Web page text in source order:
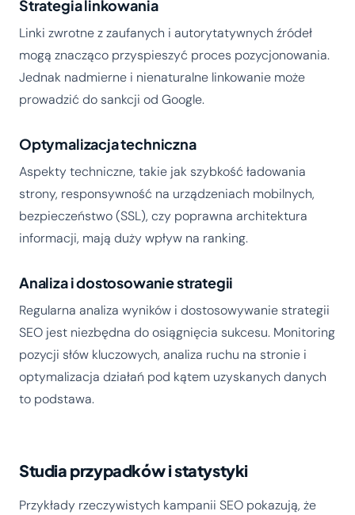
Strategia linkowania
Linki zwrotne z zaufanych i autorytatywnych źródeł
mogą znacząco przyspieszyć proces pozycjonowania.
Jednak nadmierne i nienaturalne linkowanie może
prowadzić do sankcji od Google.
Optymalizacja techniczna
Aspekty techniczne, takie jak szybkość ładowania
strony, responsywność na urządzeniach mobilnych,
bezpieczeństwo (SSL), czy poprawna architektura
informacji, mają duży wpływ na ranking.
Analiza i dostosowanie strategii
Regularna analiza wyników i dostosowywanie strategii
SEO jest niezbędna do osiągnięcia sukcesu. Monitoring
pozycji słów kluczowych, analiza ruchu na stronie i
optymalizacja działań pod kątem uzyskanych danych
to podstawa.
Studia przypadków i statystyki
Przykłady rzeczywistych kampanii SEO pokazują, że